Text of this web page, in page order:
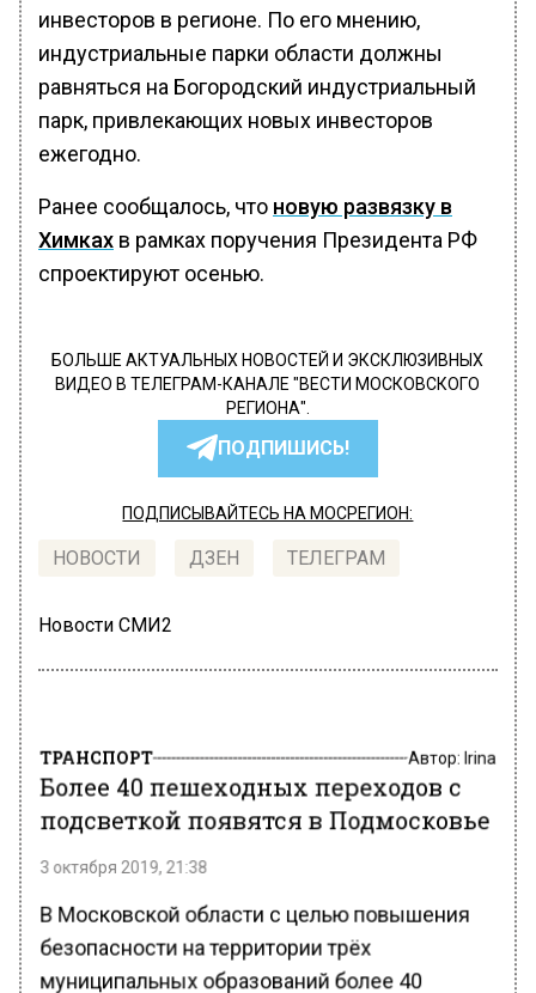
инвесторов в регионе. По его мнению,
индустриальные парки области должны
равняться на Богородский индустриальный
парк, привлекающих новых инвесторов
ежегодно.
Ранее сообщалось, что новую развязку в
Химках в рамках поручения Президента РФ
спроектируют осенью.
БОЛЬШЕ АКТУАЛЬНЫХ НОВОСТЕЙ И ЭКСКЛЮЗИВНЫХ
ВИДЕО В ТЕЛЕГРАМ-КАНАЛЕ "ВЕСТИ МОСКОВСКОГО
РЕГИОНА".
ПОДПИШИСЬ!
ПОДПИСЫВАЙТЕСЬ НА МОСРЕГИОН:
НОВОСТИ ДЗЕН ТЕЛЕГРАМ
Новости СМИ2
ТРАНСПОРТ Автор:Irina
Более 40 пешеходных переходов с
подсветкой появятся в Подмосковье
3 октября 2019, 21:38
В Московской области с целью повышения
безопасности на территории трёх
муниципальных образований более 40